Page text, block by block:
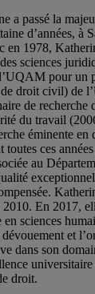
a passé la
d’années, à
en 1978,
sciences
pour un
droit civil) de
de recherche
du travail
éminente en
ces
au
2010. En 2017,
sciences
et
dans son
droit.